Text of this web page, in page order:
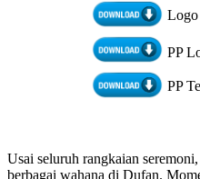
Logo
PP
PP
Usai seluruh rangkaian
berbagai wahana di Dufan.